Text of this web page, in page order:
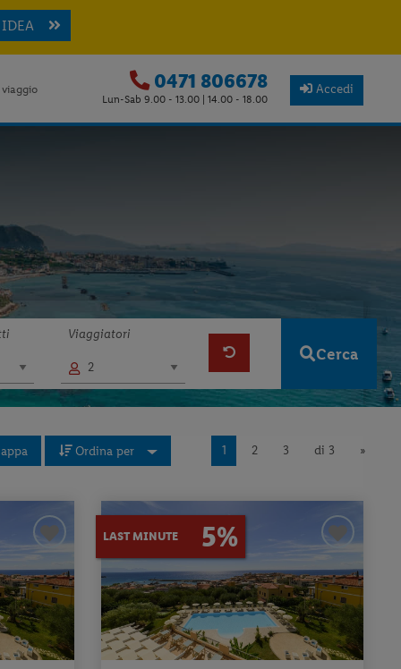
IDEA
0471 806678
Lun-Sab 9.00 - 13.00 | 14.00 - 18.00
Accedi
Viaggiatori
Cerca
Ordina per 1 2 3 di 3 »
LAST MINUTE 5%